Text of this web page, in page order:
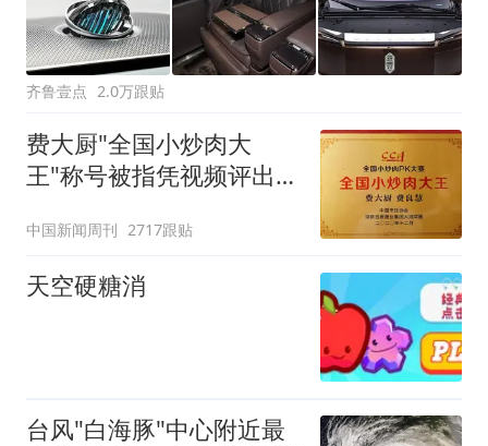
齐鲁壹点 2.0万跟贴
费大厨"全国小炒肉大
王"称号被指凭视频评出
中国新闻周刊 2717跟贴
天空硬糖消
台风"白海豚"中心附近最